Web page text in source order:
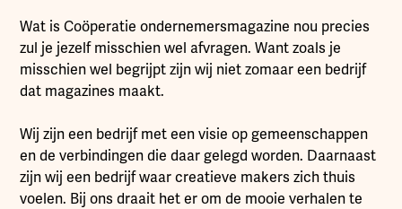
Wat is Coöperatie ondernemersmagazine nou precies
zul je jezelf misschien wel afvragen. Want zoals je
misschien wel begrijpt zijn wij niet zomaar een bedrijf
dat magazines maakt.
Wij zijn een bedrijf met een visie op gemeenschappen
en de verbindingen die daar gelegd worden. Daarnaast
zijn wij een bedrijf waar creatieve makers zich thuis
voelen. Bij ons draait het er om de mooie verhalen te